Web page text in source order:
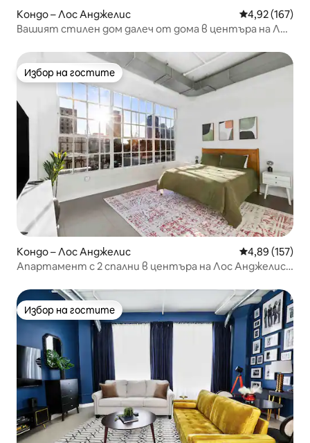
Кондо – Лос Анджелис Средна
4,92 (167)
Вашият стилен дом далеч от дома в центъра на Лос
Избор на гостите
Избор на гостите
Кондо – Лос Анджелис Средна
4,89 (157)
Апартамент с 2 спални в центъра на Лос Анджелис с
Избор на гостите
Избор на гостите